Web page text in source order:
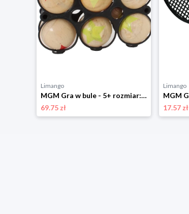
Limango
MGM Gra w bule - 5+ rozmiar: onesize
69.75 zł
Limango
17.57 zł